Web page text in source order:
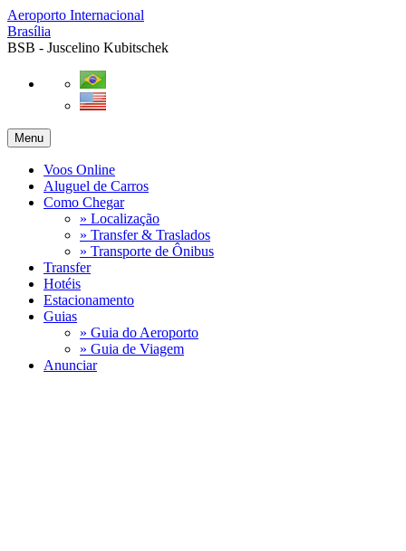
Aeroporto Internacional
Brasília
BSB - Juscelino Kubitschek
Menu
Voos Online
Aluguel de Carros
Como Chegar
» Localização
» Transfer & Traslados
» Transporte de Ônibus
Transfer
Hotéis
Estacionamento
Guias
» Guia do Aeroporto
» Guia de Viagem
Anunciar